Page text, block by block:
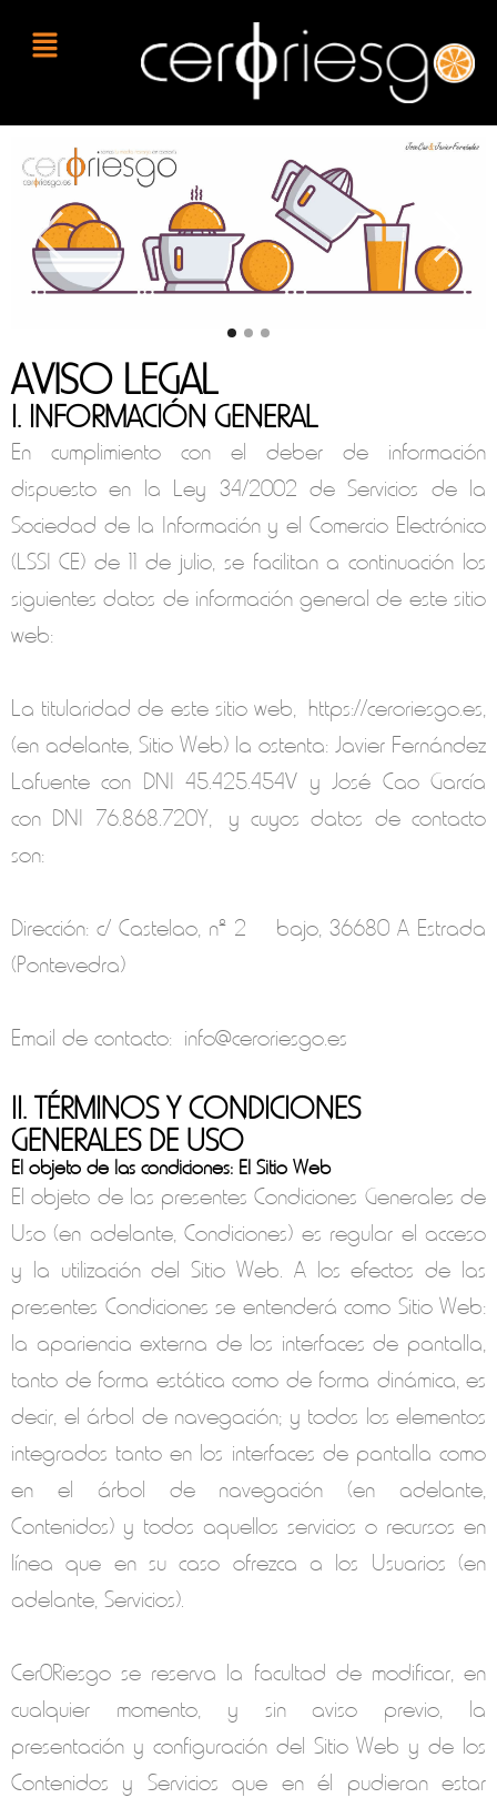
AVISO LEGAL
I. INFORMACIÓN GENERAL
En cumplimiento con el deber de información
dispuesto en la Ley 34/2002 de Servicios de la
Sociedad de la Información y el Comercio Electrónico
(LSSI-CE) de 11 de julio, se facilitan a continuación los
siguientes datos de información general de este sitio
web:
La titularidad de este sitio web, https://ceroriesgo.es,
(en adelante, Sitio Web) la ostenta: Javier Fernández
Lafuente con DNI 45.425.454V y José Cao García
con DNI 76.868.720Y,y cuyos datos de contacto
son:
Dirección: c/ Castelao, nº 2 – bajo, 36680 A Estrada
(Pontevedra)
Email de contacto: info@ceroriesgo.es
II. TÉRMINOS Y CONDICIONES
GENERALES DE USO
El objeto de las condiciones: El Sitio Web
El objeto de las presentes Condiciones Generales de
Uso (en adelante, Condiciones) es regular el acceso
y la utilización del Sitio Web. A los efectos de las
presentes Condiciones se entenderá como Sitio Web:
la apariencia externa de los interfaces de pantalla,
tanto de forma estática como de forma dinámica, es
decir, el árbol de navegación; y todos los elementos
integrados tanto en los interfaces de pantalla como
en el árbol de navegación (en adelante,
Contenidos) y todos aquellos servicios o recursos en
línea que en su caso ofrezca a los Usuarios (en
adelante, Servicios).
Cer0Riesgo se reserva la facultad de modificar, en
cualquier momento, y sin aviso previo, la
presentación y configuración del Sitio Web y de los
Contenidos y Servicios que en él pudieran estar